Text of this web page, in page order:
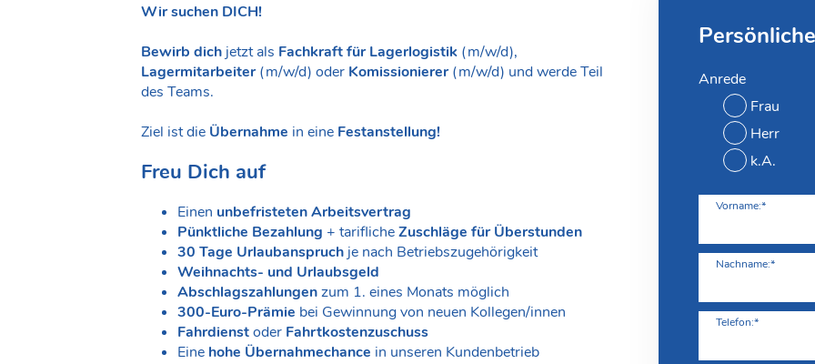
Anrede
Frau
Herr
k.A.
Vorname:*
Nachname:*
Telefon:*
Wir suchen DICH!
Bewirb dich jetzt als Fachkraft für Lagerlogistik (m/w/d),
Lagermitarbeiter(m/w/d) oder Komissionierer(m/w/d) und werde Teil
des Teams.
Ziel ist die Übernahme in eine Festanstellung!
Freu Dich auf
Einen unbefristeten Arbeitsvertrag
Pünktliche Bezahlung + tariflicheZuschläge für Überstunden
30 Tage Urlaubanspruch je nach Betriebszugehörigkeit
Weihnachts- und Urlaubsgeld
Abschlagszahlungenzum 1. eines Monats möglich
300-Euro-Prämie bei Gewinnung von neuen Kollegen/innen
Fahrdienstoder Fahrtkostenzuschuss
Eine hohe Übernahmechance in unseren Kundenbetrieb